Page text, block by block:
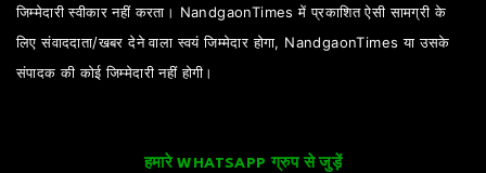
जिम्मेदारी स्वीकार नहीं करता। NandgaonTimes में प्रकाशित ऐसी सामग्री के
लिए संवाददाता/खबर देने वाला स्वयं जिम्मेदार होगा, NandgaonTimes या उसके
संपादक की कोई जिम्मेदारी नहीं होगी।
हमारे WHATSAPP ग्रुप से जुड़ें